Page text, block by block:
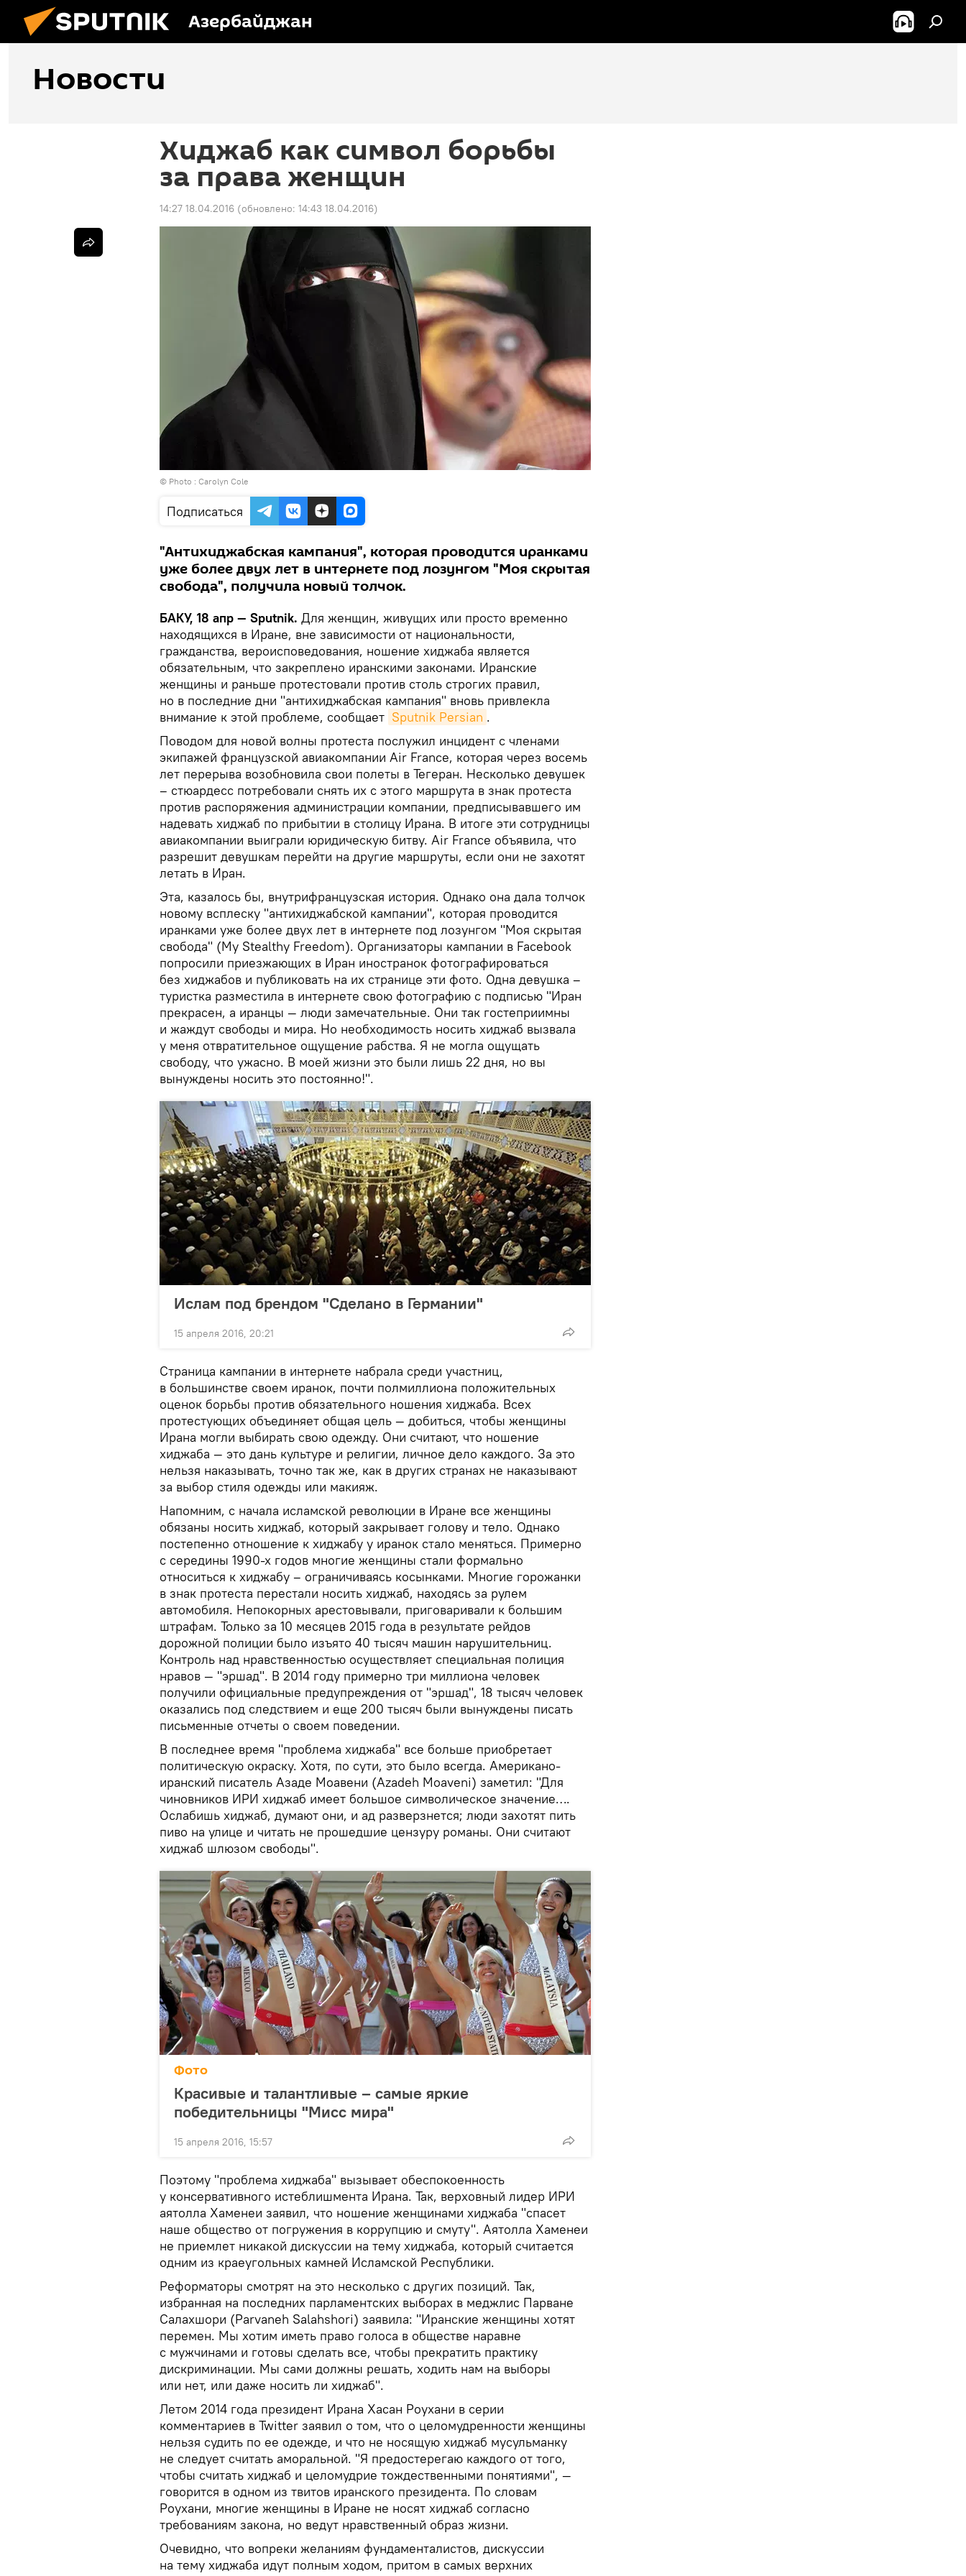
Азербайджан
Новости
Хиджаб как символ борьбы
за права женщин
14:27 18.04.2016 (обновлено: 14:43 18.04.2016)
© Photo : Carolyn Cole
Подписаться
"Антихиджабская кампания", которая проводится иранками
уже более двух лет в интернете под лозунгом "Моя скрытая
свобода", получила новый толчок.
БАКУ, 18 апр — Sputnik. Для женщин, живущих или просто временно
находящихся в Иране, вне зависимости от национальности,
гражданства, вероисповедования, ношение хиджаба является
обязательным, что закреплено иранскими законами. Иранские
женщины и раньше протестовали против столь строгих правил,
но в последние дни "антихиджабская кампания" вновь привлекла
внимание к этой проблеме, сообщает Sputnik Persian .
Поводом для новой волны протеста послужил инцидент с членами
экипажей французской авиакомпании Air France, которая через восемь
лет перерыва возобновила свои полеты в Тегеран. Несколько девушек
– стюардесс потребовали снять их с этого маршрута в знак протеста
против распоряжения администрации компании, предписывавшего им
надевать хиджаб по прибытии в столицу Ирана. В итоге эти сотрудницы
авиакомпании выиграли юридическую битву. Air France объявила, что
разрешит девушкам перейти на другие маршруты, если они не захотят
летать в Иран.
Эта, казалось бы, внутрифранцузская история. Однако она дала толчок
новому всплеску "антихиджабской кампании", которая проводится
иранками уже более двух лет в интернете под лозунгом "Моя скрытая
свобода" (My Stealthy Freedom). Организаторы кампании в Facebook
попросили приезжающих в Иран иностранок фотографироваться
без хиджабов и публиковать на их странице эти фото. Одна девушка –
туристка разместила в интернете свою фотографию с подписью "Иран
прекрасен, а иранцы — люди замечательные. Они так гостеприимны
и жаждут свободы и мира. Но необходимость носить хиджаб вызвала
у меня отвратительное ощущение рабства. Я не могла ощущать
свободу, что ужасно. В моей жизни это были лишь 22 дня, но вы
вынуждены носить это постоянно!".
Ислам под брендом "Сделано в Германии"
15 апреля 2016, 20:21
Страница кампании в интернете набрала среди участниц,
в большинстве своем иранок, почти полмиллиона положительных
оценок борьбы против обязательного ношения хиджаба. Всех
протестующих объединяет общая цель — добиться, чтобы женщины
Ирана могли выбирать свою одежду. Они считают, что ношение
хиджаба — это дань культуре и религии, личное дело каждого. За это
нельзя наказывать, точно так же, как в других странах не наказывают
за выбор стиля одежды или макияж.
Напомним, с начала исламской революции в Иране все женщины
обязаны носить хиджаб, который закрывает голову и тело. Однако
постепенно отношение к хиджабу у иранок стало меняться. Примерно
с середины 1990-х годов многие женщины стали формально
относиться к хиджабу – ограничиваясь косынками. Многие горожанки
в знак протеста перестали носить хиджаб, находясь за рулем
автомобиля. Непокорных арестовывали, приговаривали к большим
штрафам. Только за 10 месяцев 2015 года в результате рейдов
дорожной полиции было изъято 40 тысяч машин нарушительниц.
Контроль над нравственностью осуществляет специальная полиция
нравов — "эршад". В 2014 году примерно три миллиона человек
получили официальные предупреждения от "эршад", 18 тысяч человек
оказались под следствием и еще 200 тысяч были вынуждены писать
письменные отчеты о своем поведении.
В последнее время "проблема хиджаба" все больше приобретает
политическую окраску. Хотя, по сути, это было всегда. Американо-
иранский писатель Азаде Моавени (Azadeh Moaveni) заметил: "Для
чиновников ИРИ хиджаб имеет большое символическое значение….
Ослабишь хиджаб, думают они, и ад разверзнется; люди захотят пить
пиво на улице и читать не прошедшие цензуру романы. Они считают
хиджаб шлюзом свободы".
Фото
Красивые и талантливые – самые яркие
победительницы "Мисс мира"
15 апреля 2016, 15:57
Поэтому "проблема хиджаба" вызывает обеспокоенность
у консервативного истеблишмента Ирана. Так, верховный лидер ИРИ
аятолла Хаменеи заявил, что ношение женщинами хиджаба "спасет
наше общество от погружения в коррупцию и смуту". Аятолла Хаменеи
не приемлет никакой дискуссии на тему хиджаба, который считается
одним из краеугольных камней Исламской Республики.
Реформаторы смотрят на это несколько с других позиций. Так,
избранная на последних парламентских выборах в меджлис Парване
Салахшори (Parvaneh Salahshori) заявила: "Иранские женщины хотят
перемен. Мы хотим иметь право голоса в обществе наравне
с мужчинами и готовы сделать все, чтобы прекратить практику
дискриминации. Мы сами должны решать, ходить нам на выборы
или нет, или даже носить ли хиджаб".
Летом 2014 года президент Ирана Хасан Роухани в серии
комментариев в Twitter заявил о том, что о целомудренности женщины
нельзя судить по ее одежде, и что не носящую хиджаб мусульманку
не следует считать аморальной. "Я предостерегаю каждого от того,
чтобы считать хиджаб и целомудрие тождественными понятиями", —
говорится в одном из твитов иранского президента. По словам
Роухани, многие женщины в Иране не носят хиджаб согласно
требованиям закона, но ведут нравственный образ жизни.
Очевидно, что вопреки желаниям фундаменталистов, дискуссии
на тему хиджаба идут полным ходом, притом в самых верхних